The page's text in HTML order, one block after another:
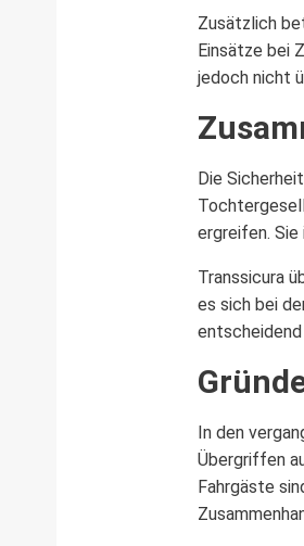
Zusätzlich
Einsätze bei
jedoch nicht
Die
ergreifen.
Transsicura
es sich bei
entscheidend
In den
Übergriffen
Fahrgäste